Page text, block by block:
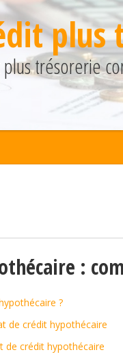
plus
trésorerie
:
?
de crédit hypothécaire
de crédit hypothécaire